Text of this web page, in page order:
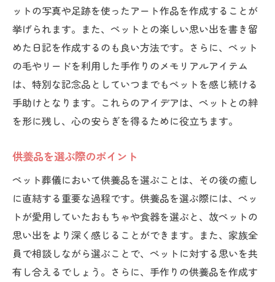
ットの写真や足跡を使ったアート作品を作成することが
挙げられます。また、ペットとの楽しい思い出を書き留
めた日記を作成するのも良い方法です。さらに、ペット
の毛やリードを利用した手作りのメモリアルアイテム
は、特別な記念品としていつまでもペットを感じ続ける
手助けとなります。これらのアイデアは、ペットとの絆
を形に残し、心の安らぎを得るために役立ちます。
供養品を選ぶ際のポイント
ペット葬儀において供養品を選ぶことは、その後の癒し
に直結する重要な過程です。供養品を選ぶ際には、ペッ
トが愛用していたおもちゃや食器を選ぶと、故ペットの
思い出をより深く感じることができます。また、家族全
員で相談しながら選ぶことで、ペットに対する思いを共
有し合えるでしょう。さらに、手作りの供養品を作成す